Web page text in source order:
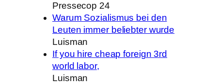
Pressecop 24
Warum Sozialismus bei den
Leuten immer beliebter wurde
Luisman
If you hire cheap foreign 3rd
world labor,
Luisman